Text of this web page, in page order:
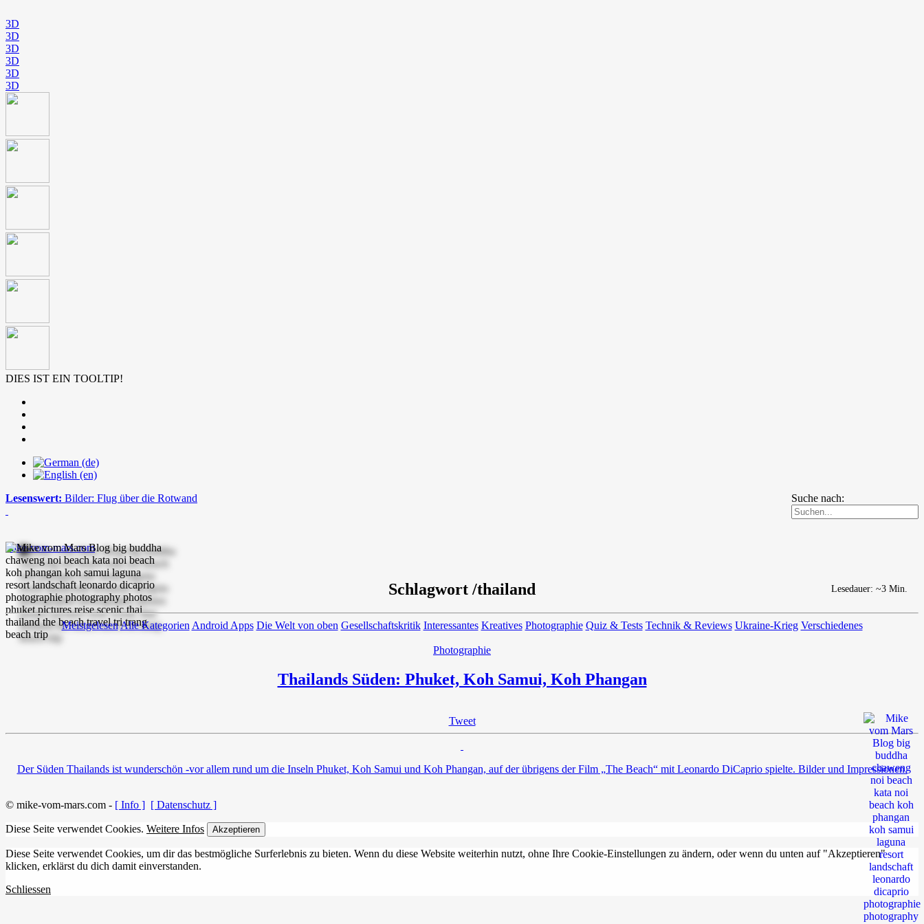
3D
3D
3D
3D
3D
3D
DIES IST EIN TOOLTIP!
Suche nach:
Lesenswert: Bilder: Flug über die Rotwand
mike-vom-mars.com
Schlagwort /thailand
MeistgelesenAlle Kategorien Android Apps Die Welt von oben Gesellschaftskritik Interessantes Kreatives Photographie Quiz & Tests Technik & Reviews Ukraine-Krieg Verschiedenes
Photographie
Thailands Süden: Phuket, Koh Samui, Koh Phangan
Tweet
Lesedauer: ~3 Min.
Der Süden Thailands ist wunderschön -vor allem rund um die Inseln Phuket, Koh Samui und Koh Phangan, auf der übrigens der Film „The Beach“ mit Leonardo DiCaprio spielte. Bilder und Impressionen.
© mike-vom-mars.com - [ Info ] [ Datenschutz ]
Diese Seite verwendet Cookies. Weitere Infos Akzeptieren
Diese Seite verwendet Cookies, um dir das bestmögliche Surferlebnis zu bieten. Wenn du diese Website weiterhin nutzt, ohne Ihre Cookie-Einstellungen zu ändern, oder wenn du unten auf "Akzeptieren"
klicken, erklärst du dich damit einverstanden.
Schliessen